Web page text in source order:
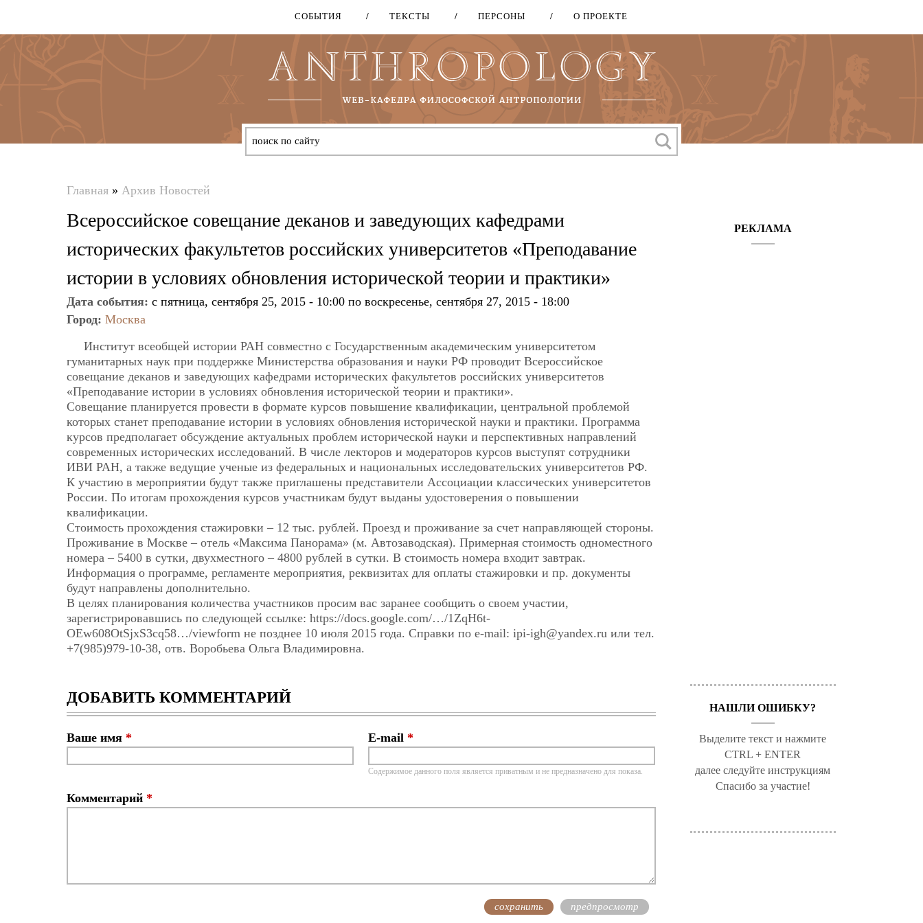
Перейти
основному
содержанию
СОБЫТИЯ ТЕКСТЫ ПЕРСОНЫ О ПРОЕКТЕ
здесь
Главная » Архив Новостей
Всероссийское совещание деканов и заведующих кафедрами
исторических факультетов российских университетов «Преподавание
истории в условиях обновления исторической теории и практики»
Дата события: с пятница, сентября 25, 2015 - 10:00 по воскресенье, сентября 27, 2015 - 18:00
Город: Москва
Институт всеобщей истории РАН совместно с Государственным академическим университетом
гуманитарных наук при поддержке Министерства образования и науки РФ проводит Всероссийское
совещание деканов и заведующих кафедрами исторических факультетов российских университетов
«Преподавание истории в условиях обновления исторической теории и практики».
Совещание планируется провести в формате курсов повышение квалификации, центральной проблемой
которых станет преподавание истории в условиях обновления исторической науки и практики. Программа
курсов предполагает обсуждение актуальных проблем исторической науки и перспективных направлений
современных исторических исследований. В числе лекторов и модераторов курсов выступят сотрудники
ИВИ РАН, а также ведущие ученые из федеральных и национальных исследовательских университетов РФ.
К участию в мероприятии будут также приглашены представители Ассоциации классических университетов
России. По итогам прохождения курсов участникам будут выданы удостоверения о повышении
квалификации.
Стоимость прохождения стажировки – 12 тыс. рублей. Проезд и проживание за счет направляющей стороны.
Проживание в Москве – отель «Максима Панорама» (м. Автозаводская). Примерная стоимость одноместного
номера – 5400 в сутки, двухместного – 4800 рублей в сутки. В стоимость номера входит завтрак.
Информация о программе, регламенте мероприятия, реквизитах для оплаты стажировки и пр. документы
будут направлены дополнительно.
В целях планирования количества участников просим вас заранее сообщить о своем участии,
зарегистрировавшись по следующей ссылке: https://docs.google.com/…/1ZqH6t-
OEw608OtSjxS3cq58…/viewform не позднее 10 июля 2015 года. Справки по e-mail: ipi-igh@yandex.ru или тел.
+7(985)979-10-38, отв. Воробьева Ольга Владимировна.
ДОБАВИТЬ КОММЕНТАРИЙ
Ваше имя * E-mail *
Содержимое данного поля является приватным и не предназначено для показа.
Комментарий *
РЕКЛАМА
НАШЛИ ОШИБКУ?
Выделите текст и нажмите
CTRL + ENTER
далее следуйте инструкциям
Спасибо за участие!